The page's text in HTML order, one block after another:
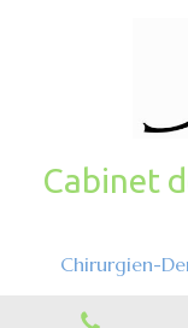
Cabinet
Chirurgien-